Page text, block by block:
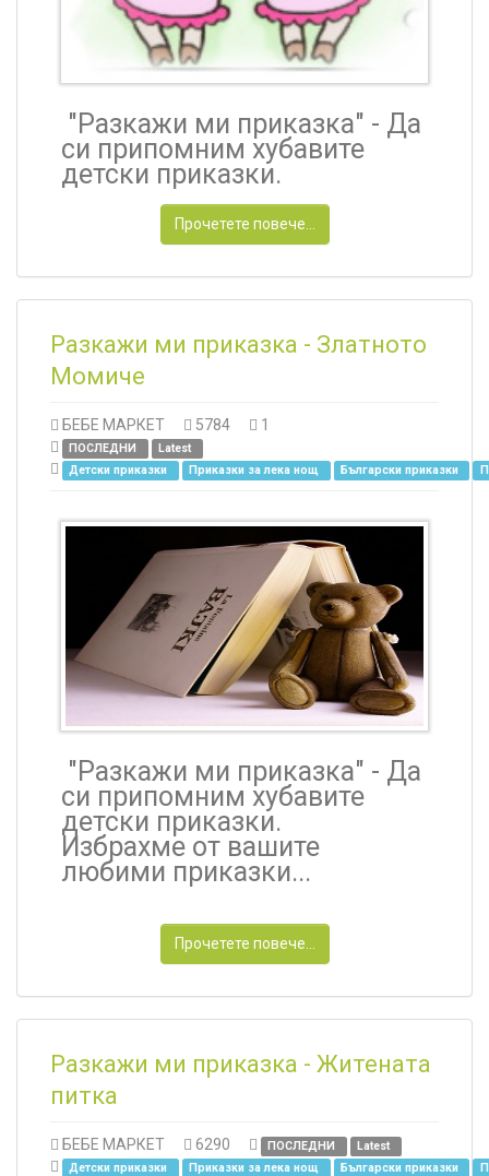
"Разкажи ми приказка" - Да
си припомним хубавите
детски приказки.
Прочетете повече...
Разкажи ми приказка - Златното
Момиче
БЕБЕ МАРКЕТ 5784 1
ПОСЛЕДНИ
Latest
Детски приказки
Приказки за лека нощ Български приказки
"Разкажи ми приказка" - Да
си припомним хубавите
детски приказки.
Избрахме от вашите
любими приказки...
Прочетете повече...
Разкажи ми приказка - Житената
питка
БЕБЕ МАРКЕТ 6290 ПОСЛЕДНИ
Latest
Детски приказки
Приказки за лека нощ Български приказки